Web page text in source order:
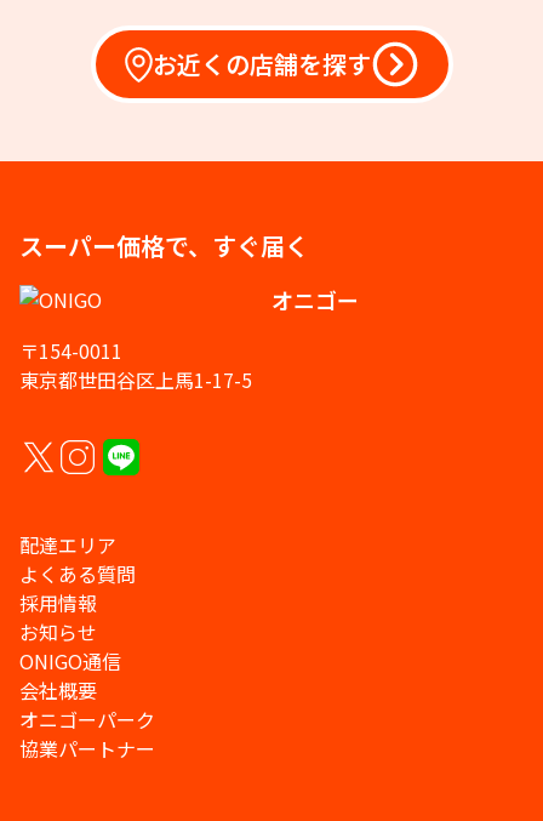
お近くの店舗を探す
スーパー価格で、すぐ届く
オニゴー
〒154-0011
東京都世田谷区上馬1-17-5
配達エリア
よくある質問
採用情報
お知らせ
ONIGO通信
会社概要
オニゴーパーク
協業パートナー